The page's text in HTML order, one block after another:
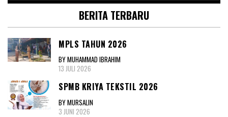
BERITA TERBARU
MPLS TAHUN 2026
BY MUHAMMAD IBRAHIM
13 JULI 2026
SPMB KRIYA TEKSTIL 2026
BY MURSALIN
3 JUNI 2026